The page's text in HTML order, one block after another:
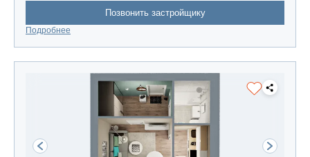
Позвонить застройщику
Подробнее